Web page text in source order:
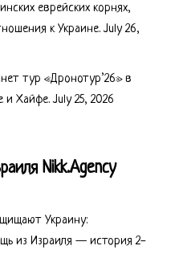
еврейских корнях,
к Украине. July 26,
тур «Дронотур’26» в
и Хайфе. July 25, 2026
Nikk.Agency
Украину:
из Израиля — история 2-